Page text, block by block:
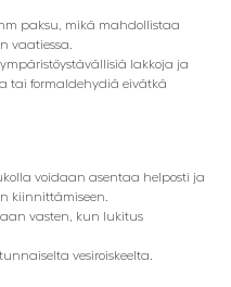
paksu, mikä mahdollistaa
vaatiessa.
lakkoja ja
tai formaldehydiä eivätkä
voidaan asentaa helposti ja
kiinnittämiseen.
vasten, kun lukitus
vesiroiskeelta.